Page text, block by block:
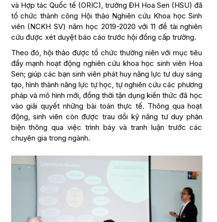
và Hợp tác Quốc tế (ORIC), trường ĐH Hoa Sen (HSU) đã
tổ chức thành công Hội thảo Nghiên cứu Khoa học Sinh
viên (NCKH SV) năm học 2019-2020 với 11 đề tài nghiên
cứu được xét duyệt báo cáo trước hội đồng cấp trường.
Theo đó, hội thảo được tổ chức thường niên với mục tiêu
đẩy mạnh hoạt động nghiên cứu khoa học sinh viên Hoa
Sen; giúp các bạn sinh viên phát huy năng lực tư duy sáng
tạo, hình thành năng lực tự học, tự nghiên cứu các phương
pháp và mô hình mới, đồng thời tận dụng kiến thức đã học
vào giải quyết những bài toán thực tế. Thông qua hoạt
động, sinh viên còn được trau dồi kỹ năng tư duy phản
biện thông qua việc trình bày và tranh luận trước các
chuyên gia trong ngành.